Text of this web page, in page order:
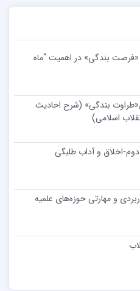
بندگی» در اهمیت “ماه
بندگی» (شرح احادیث
اسلامی)
اخلاق و آداب طلبگی
و مهارتی حوزه‌های علمیه